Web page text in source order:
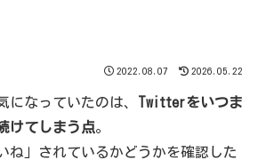
2022.08.07 2026.05.22
になっていたのは、 Twitterをいつま
けてしまう点。
ね」されているかどうかを確認した